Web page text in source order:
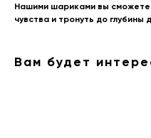
Нашими шариками вы
чувства и тронуть до глубины
Вам будет